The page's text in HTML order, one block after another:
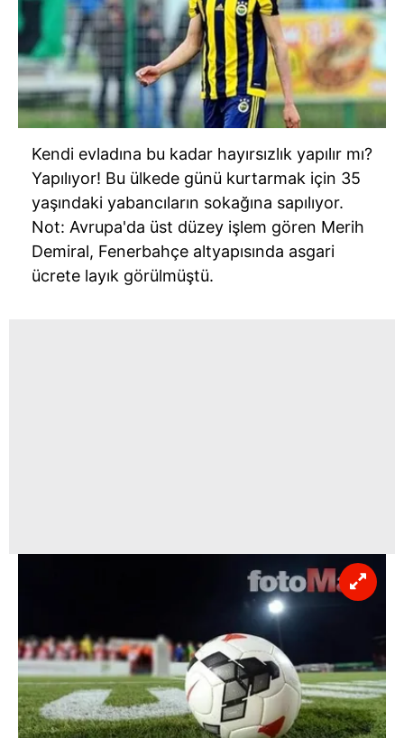
Kendi evladına bu kadar hayırsızlık yapılır mı?
Yapılıyor! Bu ülkede günü kurtarmak için 35
yaşındaki yabancıların sokağına sapılıyor.
Not: Avrupa'da üst düzey işlem gören Merih
Demiral, Fenerbahçe altyapısında asgari
ücrete layık görülmüştü.